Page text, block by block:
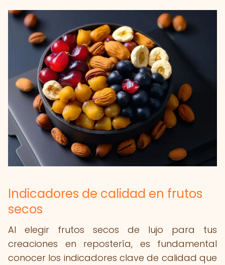
Indicadores de calidad en frutos
secos
Al elegir frutos secos de lujo para tus
creaciones en repostería, es fundamental
conocer los indicadores clave de calidad que